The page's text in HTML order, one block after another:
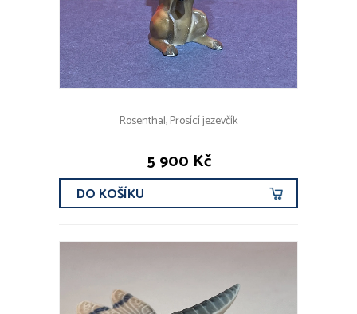
Rosenthal, Prosící jezevčík
5 900 Kč
DO KOŠÍKU